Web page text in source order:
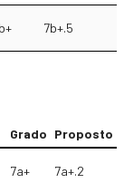
7b+.5
Grado Proposto
7a+ 7a+.2